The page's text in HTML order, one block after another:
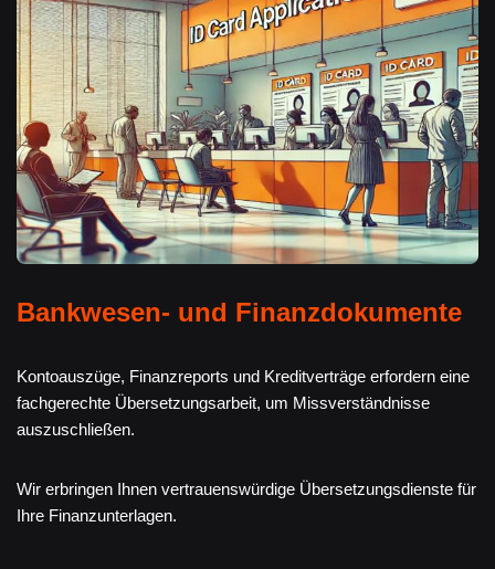
Bankwesen- und Finanzdokumente
Kontoauszüge, Finanzreports und Kreditverträge erfordern eine
fachgerechte Übersetzungsarbeit, um Missverständnisse
auszuschließen.
Wir erbringen Ihnen vertrauenswürdige Übersetzungsdienste für
Ihre Finanzunterlagen.